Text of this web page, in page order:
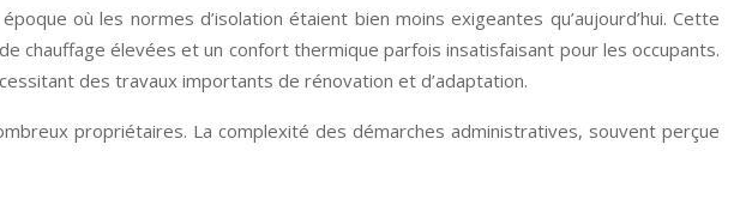
où les normes d’isolation étaient bien moins exigeantes qu’aujourd’hui. Cette
élevées et un confort thermique parfois insatisfaisant pour les occupants.
des travaux importants de rénovation et d’adaptation.
propriétaires. La complexité des démarches administratives, souvent perçue